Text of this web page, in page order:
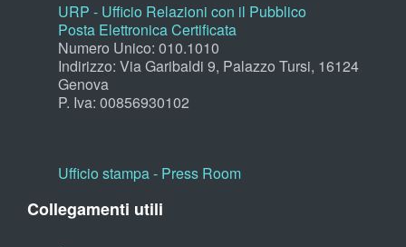
URP - Ufficio Relazioni con il Pubblico
Posta Elettronica Certificata
Numero Unico: 010.1010
Indirizzo: Via Garibaldi 9, Palazzo Tursi, 16124
Genova
P. Iva: 00856930102
Ufficio stampa - Press Room
Collegamenti utili